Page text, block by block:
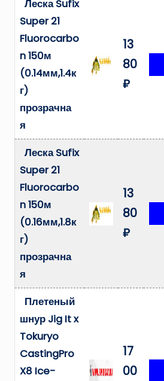
Леска Sufix
Super 21
Fluorocarbo
n 150м
(0.14мм,1.4к
г)
прозрачна
я
13
80
₽
Леска Sufix
Super 21
Fluorocarbo
n 150м
(0.16мм,1.8к
г)
прозрачна
я
13
80
₽
Плетеный
шнур Jig It x
Tokuryo
CastingPro
X8 Ice-
17
00